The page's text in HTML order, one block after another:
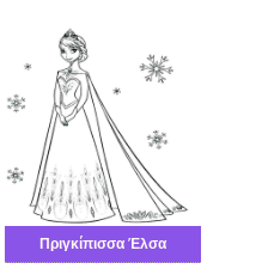
Πριγκίπισσα Έλσα